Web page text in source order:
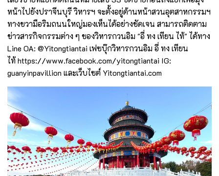
หน้าไปยังปราจีนบุรี วิหารฯ จะตั้งอยู่ด้านหน้าสวนอุตสาหกรรมฯ
ทางขวามือริมถนนใหญ่มองเห็นได้อย่างชัดเจน สามารถติดตาม
ข่าวสารกิจกรรมต่าง ๆ ของวิหารกวนอิม "อี่ ทง เทียน ไท้" ได้ทาง
Line OA: @Yitongtiantai เฟซบุ๊กวิหารกวนอิม อี่ ทง เทียน
ไท้https://www.facebook.com/yitongtiantai IG:
guanyinpavillion และเว็บไซต์ Yitongtiantai.com